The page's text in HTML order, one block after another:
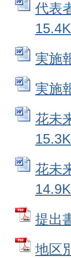
代表
実施
実施
花未
花未
提出
地区